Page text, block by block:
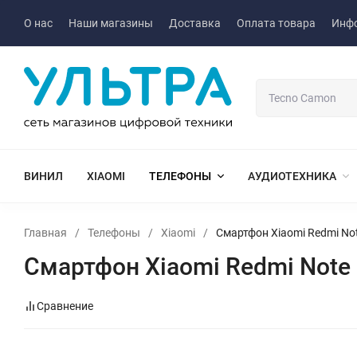
О нас Наши магазины Доставка Оплата товара
ВИНИЛ XIAOMI ТЕЛЕФОНЫ АУДИОТЕХНИКА
Главная / Телефоны / Xiaomi / Смартфон Xiaomi Redmi
Смартфон Xiaomi Redmi Note
Сравнение